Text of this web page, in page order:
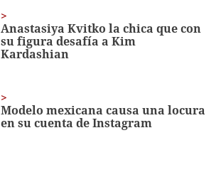
Anastasiya Kvitko la chica que con
su figura desafía a Kim
Kardashian
Modelo mexicana causa una locura
en su cuenta de Instagram